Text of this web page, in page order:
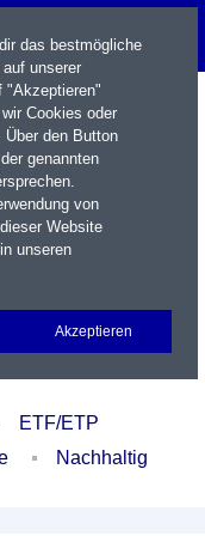
Login
ETF/ETP
Nachhaltig
das bestmögliche
unserer
"Akzeptieren"
Cookies oder
Über den Button
genannten
von
Website
unseren
Akzeptieren